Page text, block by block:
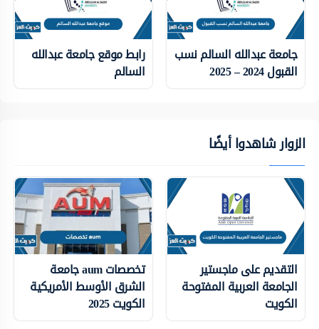
جامعة عبدالله السالم نسب
القبول 2024 – 2025
رابط موقع جامعة عبدالله
السالم
الزوار شاهدوا أيضًا
التقديم على ماجستير
الجامعة العربية المفتوحة
الكويت
تخصصات aum جامعة
الشرق الأوسط الأمريكية
الكويت 2025